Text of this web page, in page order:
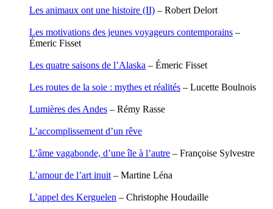
Hervouët Tifenn
Hussain Fawaz
Hussenet Emmanuel
Jacq Marie-Claire
Janichon Gérard
Klein Julie
Klvana Ilya
La Brosse Gaële de
Lacarrière Jacques
Lagny Laurence
Les animaux ont une histoire (II) – Robert Delort
Les motivations des jeunes voyageurs contemporains –
Émeric Fisset
Les quatre saisons de l’Alaska – Émeric Fisset
Les routes de la soie : mythes et réalités – Lucette Boulnois
Lumières des Andes – Rémy Rasse
L’accomplissement d’un rêve
L’âme vagabonde, d’une île à l’autre – Françoise Sylvestre
L’amour de l’art inuit – Martine Léna
L’appel des Kerguelen – Christophe Houdaille